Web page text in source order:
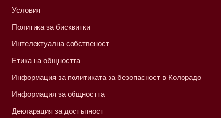
Условия
Политика за бисквитки
Интелектуална собственост
Етика на общността
Информация за политиката за безопасност в Колорадо
Информация за общността
Декларация за достъпност